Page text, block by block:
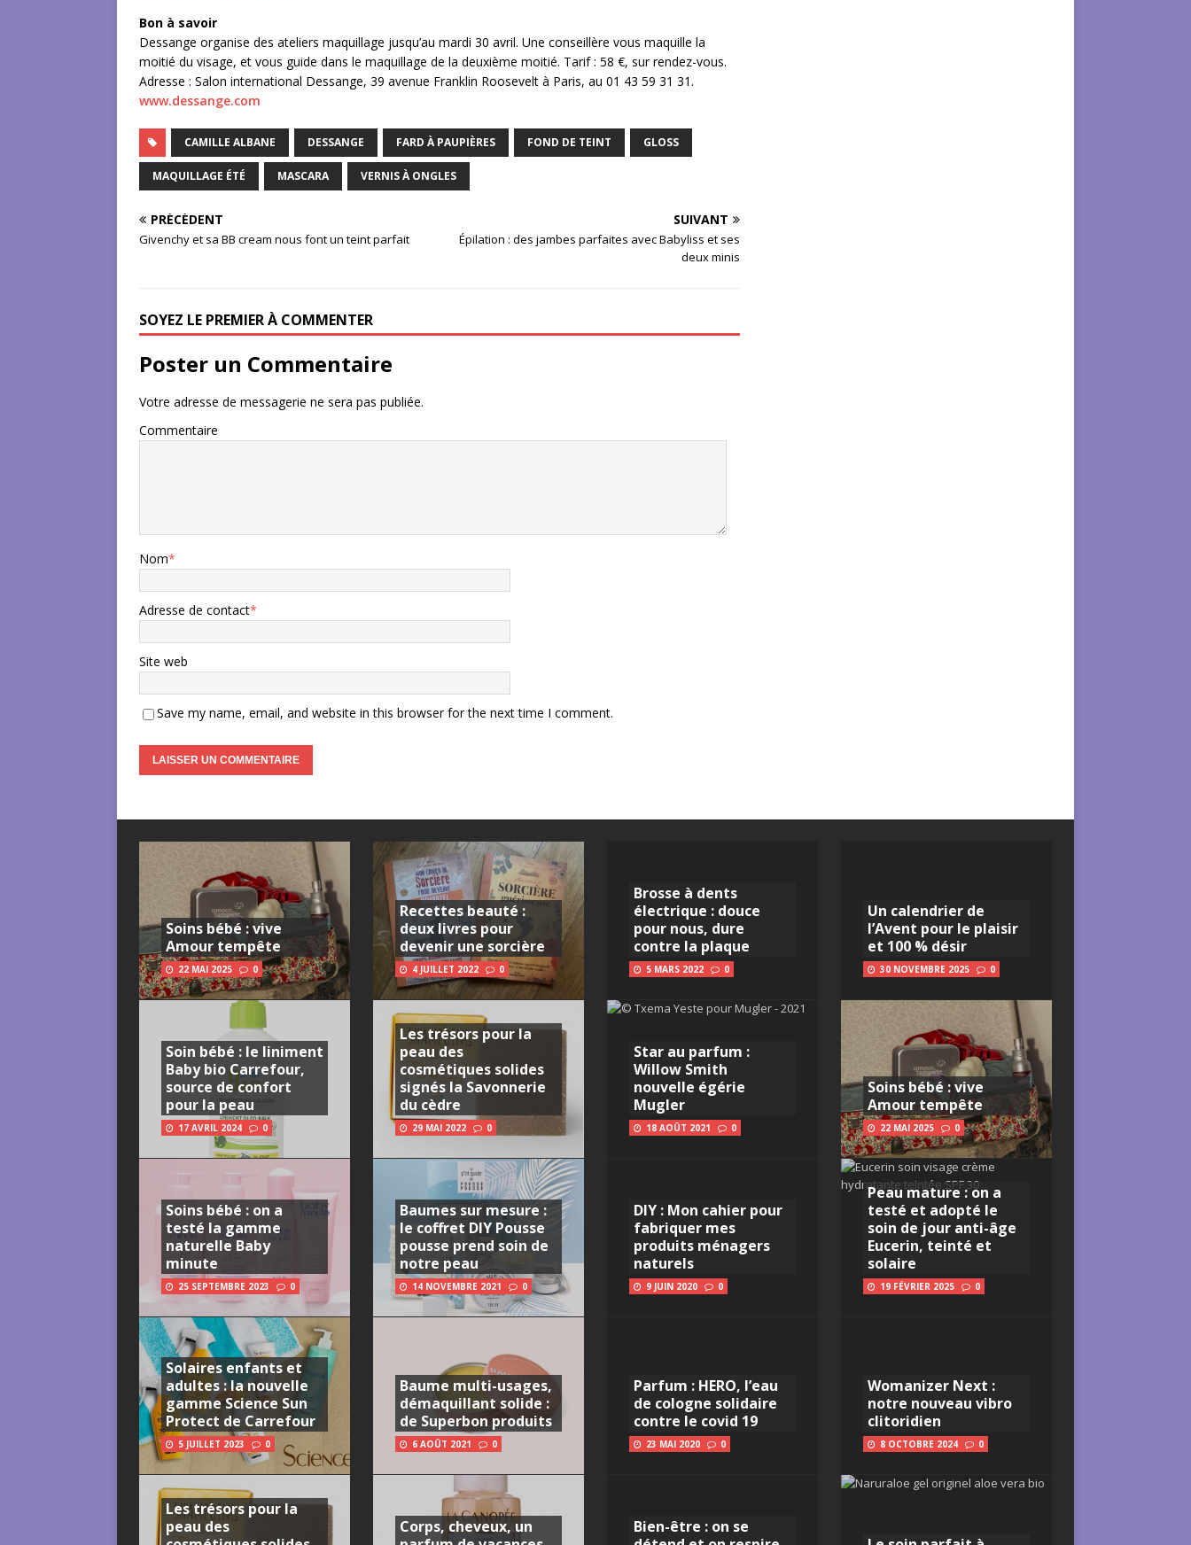
Bon à savoir
Dessange organise des ateliers maquillage jusqu’au mardi 30 avril. Une conseillère vous maquille la
moitié du visage, et vous guide dans le maquillage de la deuxième moitié. Tarif : 58 €, sur rendez-vous.
Adresse : Salon international Dessange, 39 avenue Franklin Roosevelt à Paris, au 01 43 59 31 31.
www.dessange.com
CAMILLE ALBANE DESSANGE FARD À PAUPIÈRES FOND DE TEINT GLOSS
MAQUILLAGE ÉTÉ MASCARA VERNIS À ONGLES
PRÉCÉDENT
Givenchy et sa BB cream nous font un teint parfait
SUIVANT
Épilation : des jambes parfaites avec Babyliss et ses
deux minis
SOYEZ LE PREMIER À COMMENTER
Poster un Commentaire
Votre adresse de messagerie ne sera pas publiée.
Commentaire
Nom*
Adresse de contact*
Site web
Save my name, email, and website in this browser for the next time I comment.
Soins bébé : vive
Amour tempête
22 MAI 2025 0
Soin bébé : le liniment
Baby bio Carrefour,
source de confort
pour la peau
17 AVRIL 2024 0
Soins bébé : on a
testé la gamme
naturelle Baby
minute
25 SEPTEMBRE 2023 0
Solaires enfants et
adultes : la nouvelle
gamme Science Sun
Protect de Carrefour
5 JUILLET 2023 0
Les trésors pour la
peau des
Recettes beauté :
deux livres pour
devenir une sorcière
4 JUILLET 2022 0
Les trésors pour la
peau des
cosmétiques solides
signés la Savonnerie
du cèdre
29 MAI 2022 0
Baumes sur mesure :
le coffret DIY Pousse
pousse prend soin de
notre peau
14 NOVEMBRE 2021 0
Baume multi-usages,
démaquillant solide :
de Superbon produits
6 AOÛT 2021 0
Corps, cheveux, un
Brosse à dents
électrique : douce
pour nous, dure
contre la plaque
5 MARS 2022 0
Star au parfum :
Willow Smith
nouvelle égérie
Mugler
18 AOÛT 2021 0
DIY : Mon cahier pour
fabriquer mes
produits ménagers
naturels
9 JUIN 2020 0
Parfum : HERO, l’eau
de cologne solidaire
contre le covid 19
23 MAI 2020 0
Bien-être : on se
Un calendrier de
l’Avent pour le plaisir
et 100 % désir
30 NOVEMBRE 2025 0
Soins bébé : vive
Amour tempête
22 MAI 2025 0
Peau mature : on a
testé et adopté le
soin de jour anti-âge
Eucerin, teinté et
solaire
19 FÉVRIER 2025 0
Womanizer Next :
notre nouveau vibro
clitoridien
8 OCTOBRE 2024 0